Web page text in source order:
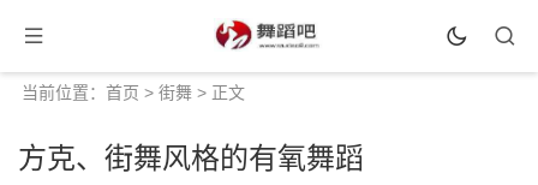
当前位置： 首页 > 街舞 > 正文
方克、街舞风格的有氧舞蹈